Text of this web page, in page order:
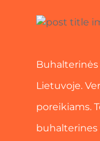
Buhalterinės
Lietuvoje.
poreikiams.
buhalterines